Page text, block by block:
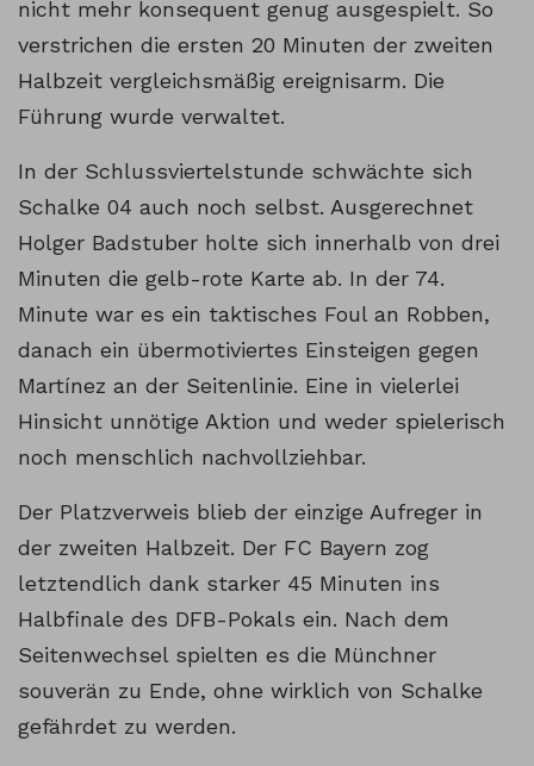
nicht mehr konsequent genug ausgespielt. So
verstrichen die ersten 20 Minuten der zweiten
Halbzeit vergleichsmäßig ereignisarm. Die
Führung wurde verwaltet.
In der Schlussviertelstunde schwächte sich
Schalke 04 auch noch selbst. Ausgerechnet
Holger Badstuber holte sich innerhalb von drei
Minuten die gelb-rote Karte ab. In der 74.
Minute war es ein taktisches Foul an Robben,
danach ein übermotiviertes Einsteigen gegen
Martínez an der Seitenlinie. Eine in vielerlei
Hinsicht unnötige Aktion und weder spielerisch
noch menschlich nachvollziehbar.
Der Platzverweis blieb der einzige Aufreger in
der zweiten Halbzeit. Der FC Bayern zog
letztendlich dank starker 45 Minuten ins
Halbfinale des DFB-Pokals ein. Nach dem
Seitenwechsel spielten es die Münchner
souverän zu Ende, ohne wirklich von Schalke
gefährdet zu werden.